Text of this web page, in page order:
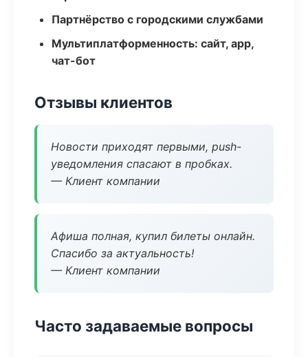
Партнёрство с городскими службами
Мультиплатформенность: сайт, app,
чат-бот
Отзывы клиентов
Новости приходят первыми, push-
уведомления спасают в пробках.
— Клиент компании
Афиша полная, купил билеты онлайн.
Спасибо за актуальность!
— Клиент компании
Часто задаваемые вопросы